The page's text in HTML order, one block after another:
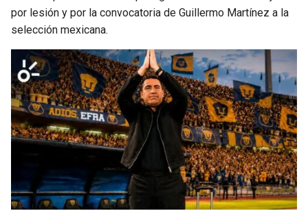
por lesión y por la convocatoria de Guillermo Martínez a la
selección mexicana.